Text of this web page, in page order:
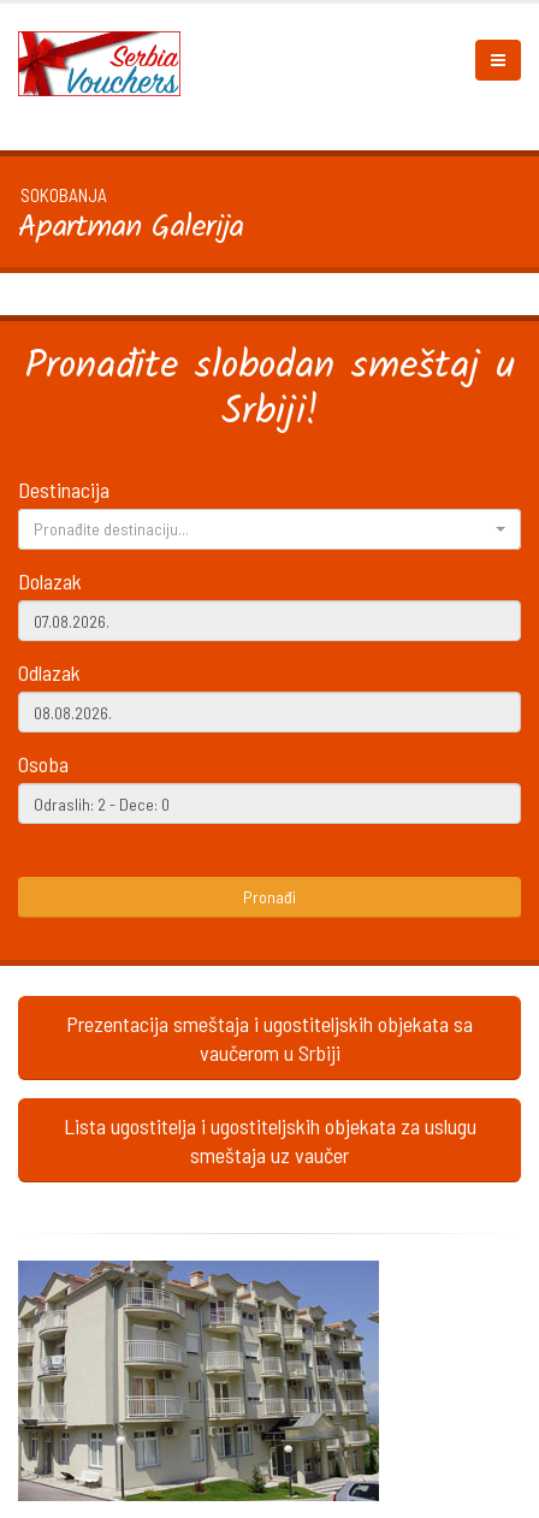
SOKOBANJA
Apartman Galerija
Pronađite slobodan smeštaj u
Srbiji!
Destinacija
Pronađite destinaciju...
Dolazak
Odlazak
Osoba
Pronađi
Prezentacija smeštaja i ugostiteljskih objekata sa
vaučerom u Srbiji
Lista ugostitelja i ugostiteljskih objekata za uslugu
smeštaja uz vaučer